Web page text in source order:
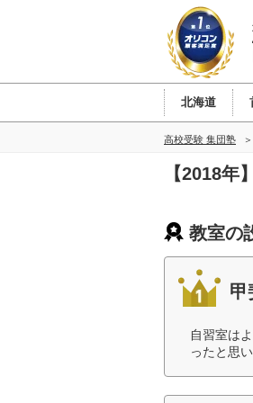
北海道
高校受験 集団塾
【2018
教室の
甲
自習室は
ったと思